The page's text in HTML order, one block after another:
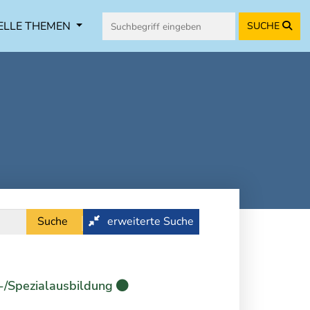
THEMEN SUCHE
Suche erweiterte Suche
Spezialausbildung